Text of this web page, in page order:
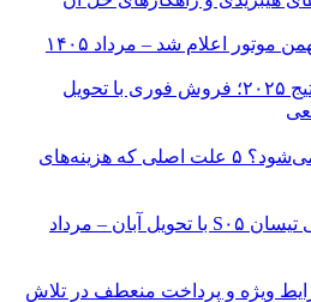
اعلام شد – مرداد ۱۴۰۵
فرصت ویژه خرید کیا اسپورتیج ۲۰۲۵؛ فروش فوری با تحویل
چرا کاتالیزور خودرو خراب می‌شود؟ ۵ علت اصلی که هزینه‌های
پیش فروش نقدی و اقساطی تیسان S۰۵ با تحویل آبان – مرداد
ویژه و پرداخت منعطف در تلاش